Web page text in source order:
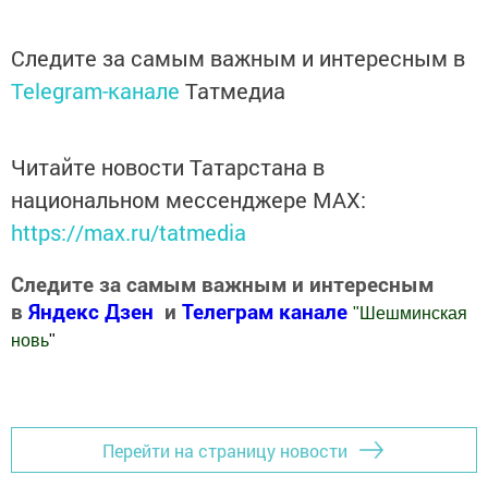
Следите за самым важным и интересным в
Telegram-канале Татмедиа
Читайте новости Татарстана в
национальном мессенджере MАХ:
https://max.ru/tatmedia
Следите за самым важным и интересным
в Яндекс Дзен и Телеграм канале " Шешминская
новь"
Перейти на страницу новости